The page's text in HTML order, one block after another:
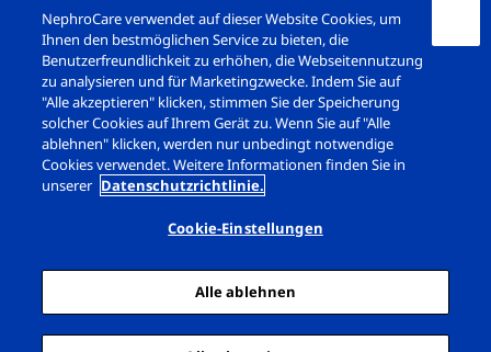
United States of America
NephroCare International
Global Website
Copyright © Fresenius Medical Care (Schweiz)
AG. 2026. All rights reserved
Impressum
Datenschutz
Cookie Einstellungen
Sitemap
NephroCare verwendet auf dieser Website Cookies, um
Ihnen den bestmöglichen Service zu bieten, die
Benutzerfreundlichkeit zu erhöhen, die Webseitennutzung
zu analysieren und für Marketingzwecke. Indem Sie auf
"Alle akzeptieren" klicken, stimmen Sie der Speicherung
solcher Cookies auf Ihrem Gerät zu. Wenn Sie auf "Alle
ablehnen" klicken, werden nur unbedingt notwendige
Cookies verwendet. Weitere Informationen finden Sie in
unserer Datenschutzrichtlinie.
Cookie-Einstellungen
Alle ablehnen